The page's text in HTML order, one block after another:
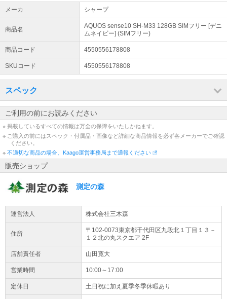
を除く https://kaago.com/order/receipt/
電話お問い合わせ窓口休止について
※現在、対応履歴の保存のため、お電話でのお問い合わせの対応が出
来ない状態でございます。 ※恐れ入りますが、お問い合わせにつき
ましては問い合わせフォーマットよりお願いいたします。
メーカ シャープ
商品名
AQUOS sense10 SH-M33 128GB SIMフリー [デニ
ムネイビー] (SIMフリー)
商品コード 4550556178808
SKUコード 4550556178808
スペック
ご利用の前にお読みください
※ 掲載しているすべての情報は万全の保障をいたしかねます。
※ ご購入の前にはスペック・付属品・画像など詳細な商品情報を必ず各メーカーでご確認
ください。
※ 不適切な商品の場合、Kaago運営事務局まで通報ください
販売ショップ
測定の森
運営法人 株式会社三木森
住所 〒102-0073東京都千代田区九段北１丁目１３－
１２ 北の丸スクエア 2F
店舗責任者 山田寛大
営業時間 10:00～17:00
定休日 土日祝に加え夏季冬季休暇あり